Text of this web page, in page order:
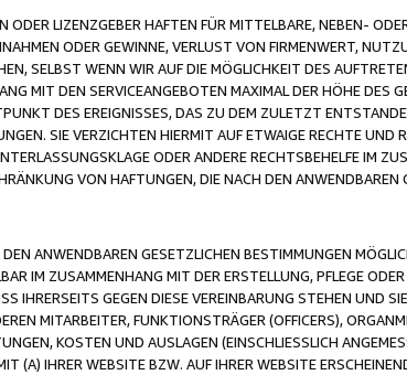
LIZENZGEBER HAFTEN FÜR MITTELBARE, NEBEN-
ODER GEWINNE, VERLUST VON FIRMENWERT,
SELBST WENN WIR AUF DIE MÖGLICHKEIT DES
MIT DEN SERVICEANGEBOTEN MAXIMAL DER HÖHE DES
DES EREIGNISSES, DAS ZU DEM ZULETZT
SIE VERZICHTEN HIERMIT AUF ETWAIGE RECHTE UND
ODER ANDERE RECHTSBEHELFE IM
VON HAFTUNGEN, DIE NACH DEN
ANWENDBAREN GESETZLICHEN BESTIMMUNGEN
IM ZUSAMMENHANG MIT DER ERSTELLUNG, PFLEGE
IHRERSEITS GEGEN DIESE VEREINBARUNG STEHEN UND
MITARBEITER, FUNKTIONSTRÄGER (OFFICERS),
KOSTEN UND AUSLAGEN (EINSCHLIESSLICH
(A) IHRER WEBSITE BZW. AUF IHRER WEBSITE